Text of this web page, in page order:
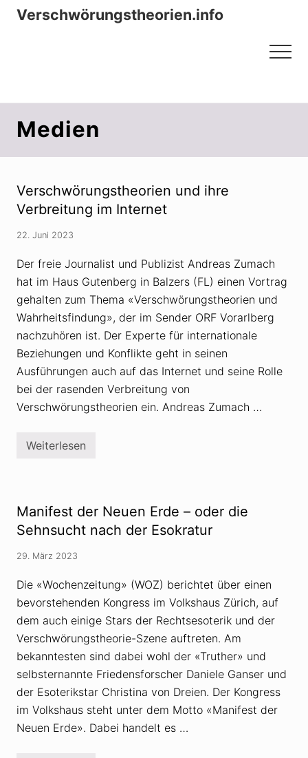
Menu
Zum
ZurVerschwörungstheorien.info
Menu
Medien
Verschwörungstheorien und ihre
Verbreitung im Internet
22. Juni 2023
Der freie Journalist und Publizist Andreas Zumach
hat im Haus Gutenberg in Balzers (FL) einen Vortrag
gehalten zum Thema «Verschwörungstheorien und
Wahrheitsfindung», der im Sender ORF Vorarlberg
nachzuhören ist. Der Experte für internationale
Beziehungen und Konflikte geht in seinen
Ausführungen auch auf das Internet und seine Rolle
bei der rasenden Verbreitung von
Verschwörungstheorien ein. Andreas Zumach …
V
w
ö
r
u
n
s
t
h
e
o
r
e
n
u
n
d
i
h
r
Weiterlesen
Manifest der Neuen Erde – oder die
Sehnsucht nach der Esokratur
29. März 2023
Die «Wochenzeitung» (WOZ) berichtet über einen
bevorstehenden Kongress im Volkshaus Zürich, auf
dem auch einige Stars der Rechtsesoterik und der
Verschwörungstheorie-Szene auftreten. Am
bekanntesten sind dabei wohl der «Truther» und
selbsternannte Friedensforscher Daniele Ganser und
der Esoterikstar Christina von Dreien. Der Kongress
im Volkshaus steht unter dem Motto «Manifest der
Neuen Erde». Dabei handelt es …